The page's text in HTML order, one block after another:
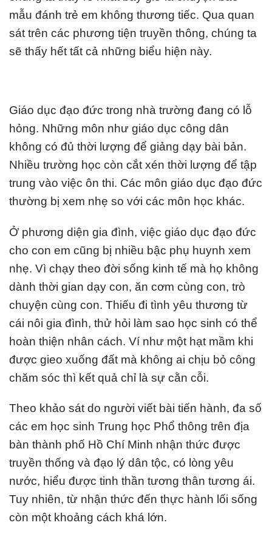
mẫu đánh trẻ em không thương tiếc. Qua quan
sát trên các phương tiện truyền thông, chúng ta
sẽ thấy hết tất cả những biểu hiện này.
Giáo dục đạo đức trong nhà trường đang có lỗ
hỏng. Những môn như giáo dục công dân
không có đủ thời lượng để giảng dạy bài bản.
Nhiều trường học còn cắt xén thời lượng để tập
trung vào việc ôn thi. Các môn giáo dục đạo đức
thường bị xem nhẹ so với các môn học khác.
Ở phương diện gia đình, việc giáo dục đạo đức
cho con em cũng bị nhiều bậc phụ huynh xem
nhẹ. Vì chạy theo đời sống kinh tế mà họ không
dành thời gian dạy con, ăn cơm cùng con, trò
chuyện cùng con. Thiếu đi tình yêu thương từ
cái nôi gia đình, thử hỏi làm sao học sinh có thể
hoàn thiện nhân cách. Ví như một hạt mầm khi
được gieo xuống đất mà không ai chịu bỏ công
chăm sóc thì kết quả chỉ là sự cằn cỗi.
Theo khảo sát do người viết bài tiến hành, đa số
các em học sinh Trung học Phổ thông trên địa
bàn thành phố Hồ Chí Minh nhận thức được
truyền thống và đạo lý dân tộc, có lòng yêu
nước, hiểu được tinh thần tương thân tương ái.
Tuy nhiên, từ nhận thức đến thực hành lối sống
còn một khoảng cách khá lớn.